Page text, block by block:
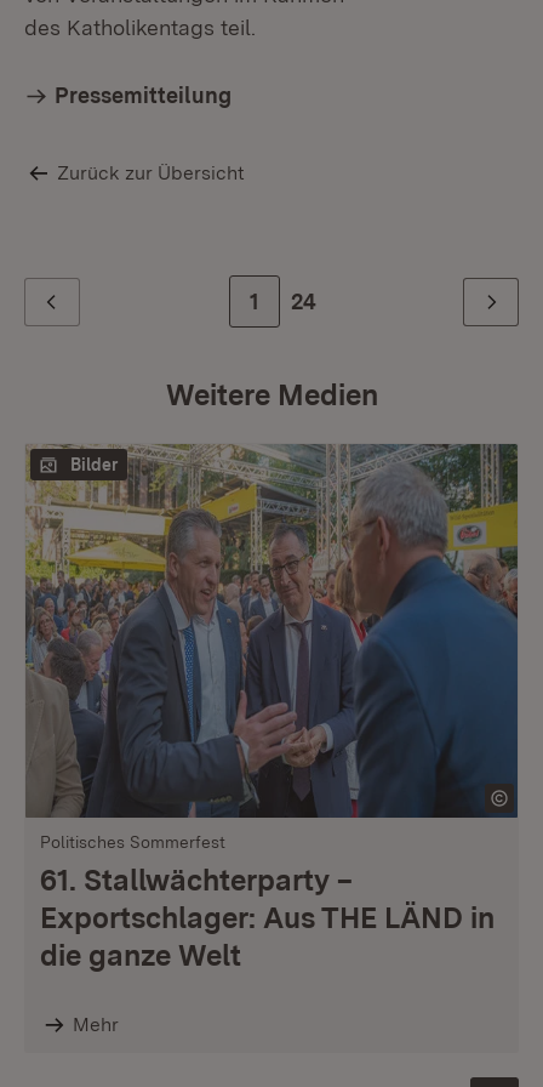
des Katholikentags teil.
Pressemitteilung
Zurück zur Übersicht
Zur Seite
1 Zur letzten Seite
24 Weiter
Weitere Medien
Bilder
Politisches Sommerfest
61. Stallwächterparty –
Exportschlager: Aus THE LÄND in
die ganze Welt
Mehr